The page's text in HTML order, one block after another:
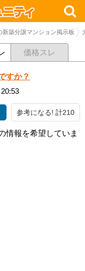
新築分譲マンション掲示板
価格スレ
すか？
参考になる! 計210
情報を希望していま